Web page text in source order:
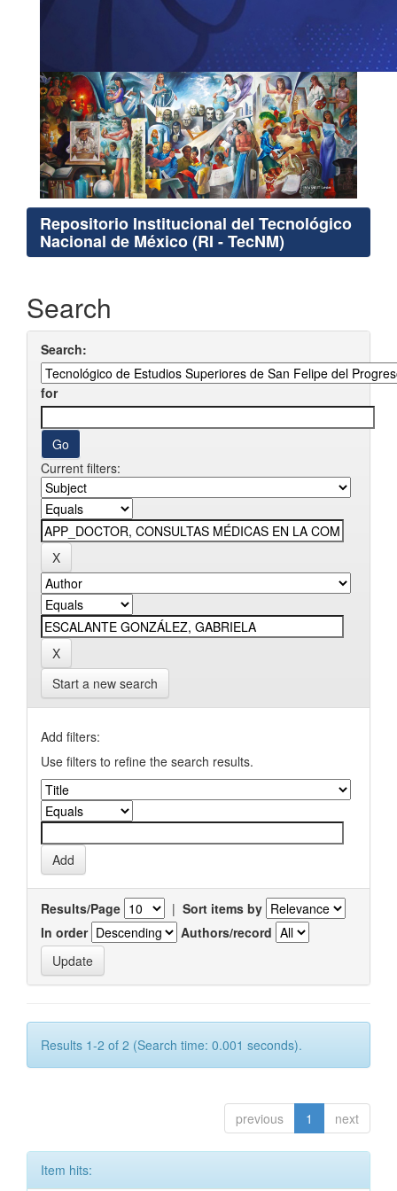
Repositorio Institucional del Tecnológico
Nacional de México (RI - TecNM)
Search
Search:
for
Current filters:
Start a new search
Add filters:
Use filters to refine the search results.
Results/Page | Sort items by
In order
Authors/record
Results 1-2 of 2 (Search time: 0.001 seconds).
previous 1 next
Item hits: